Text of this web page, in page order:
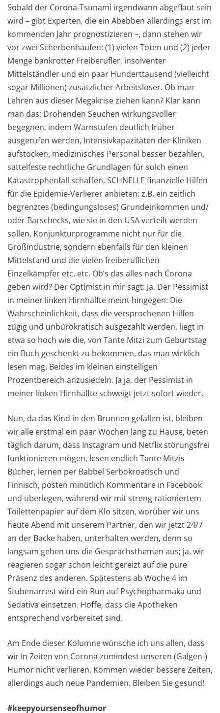
Sobald der Corona-Tsunami irgendwann abgeflaut sein
wird – gibt Experten, die ein Abebben allerdings erst im
kommenden Jahr prognostizieren –, dann stehen wir
vor zwei Scherbenhaufen: (1) vielen Toten und (2) jeder
Menge bankrotter Freiberufler, insolventer
Mittelständler und ein paar Hunderttausend (vielleicht
sogar Millionen) zusätzlicher Arbeitsloser. Ob man
Lehren aus dieser Megakrise ziehen kann? Klar kann
man das: Drohenden Seuchen wirkungsvoller
begegnen, indem Warnstufen deutlich früher
ausgerufen werden, Intensivkapazitäten der Kliniken
aufstocken, medizinisches Personal besser bezahlen,
sattelfeste rechtliche Grundlagen für solch einen
Katastrophenfall schaffen, SCHNELLE finanzielle Hilfen
für die Epidemie-Verlierer anbieten: z.B. ein zeitlich
begrenztes (bedingungsloses) Grundeinkommen und/
oder Barschecks, wie sie in den USA verteilt werden
sollen, Konjunkturprogramme nicht nur für die
Großindustrie, sondern ebenfalls für den kleinen
Mittelstand und die vielen freiberuflichen
Einzelkämpfer etc. etc. Ob’s das alles nach Corona
geben wird? Der Optimist in mir sagt: Ja. Der Pessimist
in meiner linken Hirnhälfte meint hingegen: Die
Wahrscheinlichkeit, dass die versprochenen Hilfen
zügig und unbürokratisch ausgezahlt werden, liegt in
etwa so hoch wie die, von Tante Mitzi zum Geburtstag
ein Buch geschenkt zu bekommen, das man wirklich
lesen mag. Beides im kleinen einstelligen
Prozentbereich anzusiedeln. Ja ja, der Pessimist in
meiner linken Hirnhälfte schweigt jetzt sofort wieder.
Nun, da das Kind in den Brunnen gefallen ist, bleiben
wir alle erstmal ein paar Wochen lang zu Hause, beten
täglich darum, dass Instagram und Netflix störungsfrei
funktionieren mögen, lesen endlich Tante Mitzis
Bücher, lernen per Babbel Serbokroatisch und
Finnisch, posten minütlich Kommentare in Facebook
und überlegen, während wir mit streng rationiertem
Toilettenpapier auf dem Klo sitzen, worüber wir uns
heute Abend mit unserem Partner, den wir jetzt 24/7
an der Backe haben, unterhalten werden, denn so
langsam gehen uns die Gesprächsthemen aus; ja, wir
reagieren sogar schon leicht gereizt auf die pure
Präsenz des anderen. Spätestens ab Woche 4 im
Stubenarrest wird ein Run auf Psychopharmaka und
Sedativa einsetzen. Hoffe, dass die Apotheken
entsprechend vorbereitet sind.
Am Ende dieser Kolumne wünsche ich uns allen, dass
wir in Zeiten von Corona zumindest unseren (Galgen-)
Humor nicht verlieren. Kommen wieder bessere Zeiten,
allerdings auch neue Pandemien. Bleiben Sie gesund!
#keepyoursenseofhumor